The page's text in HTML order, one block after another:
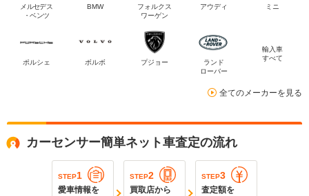
メルセデス
・ベンツ
BMW
フォルクス
ワーゲン
アウディ ミニ
ポルシェ ボルボ プジョー
ランド
ローバー
輸入車
すべて
全てのメーカーを見る
カーセンサー簡単ネット車査定の流れ
STEP1
愛車情報を
STEP2
買取店から
STEP3
査定額を